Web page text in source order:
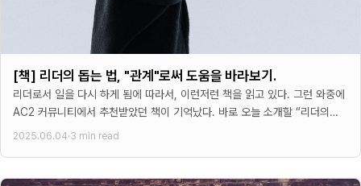
[책] 리더의 돕는 법, "관계"로써 도움을 바라보기.
리더로서 일을 다시 하게 됨에 따라서, 이런저런 책을 읽고 있다. 그런 와중에
AC2 커뮤니티에서 추천받았던 책이 기억났다. 바로 오늘 소개할 “리더의
돕는법”이라는 책이었다.
2025.06.04·3 min read